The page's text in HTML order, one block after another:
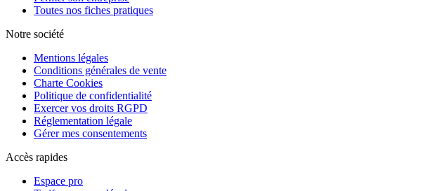
Toutes nos fiches pratiques
Notre société
Mentions légales
Conditions générales de vente
Charte Cookies
Politique de confidentialité
Exercer vos droits RGPD
Réglementation légale
Gérer mes consentements
Accès rapides
Espace pro